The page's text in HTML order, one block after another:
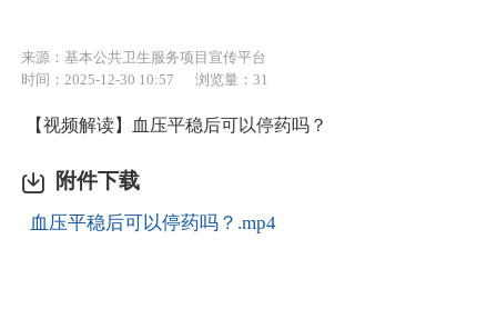
来源：基本公共卫生服务项目宣传平台
时间：2025-12-30 10:57
浏览量： 31
【视频解读】血压平稳后可以停药吗？
附件下载
血压平稳后可以停药吗？.mp4